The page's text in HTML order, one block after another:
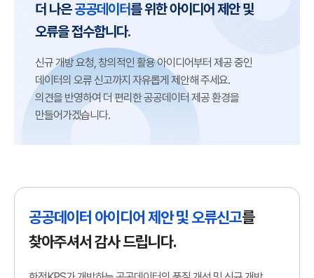
제안/
오류
신고
더 나은공공데이터를 위한 아이디어 제안 및
오류을 접수합니다.
신규 개방 요청, 창의적인 활용 아이디어부터 제공 중인
데이터의 오류 신고까지 자유롭게 제안해 주세요.
의견을 반영하여 더 편리한 공공데이터 제공 환경을
만들어가겠습니다.
공공데이터 아이디어 제안 및 오류신고를
찾아주셔서 감사 드립니다.